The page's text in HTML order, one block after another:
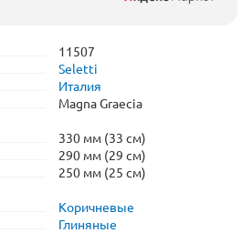
11507
Seletti
Италия
Magna Graecia
330 мм (33 см)
290 мм (29 см)
250 мм (25 см)
Коричневые
Глиняные